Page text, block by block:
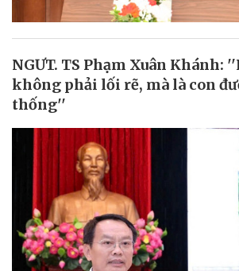
NGƯT. TS Phạm Xuân Khánh:
không phải lối rẽ, mà là con
thống''